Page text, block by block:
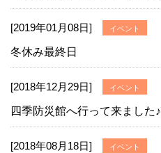
[2019年01月08日] イベント
冬休み最終日
[2018年12月29日] イベント
四季防災館へ行って来ました♪
[2018年08月18日] イベント